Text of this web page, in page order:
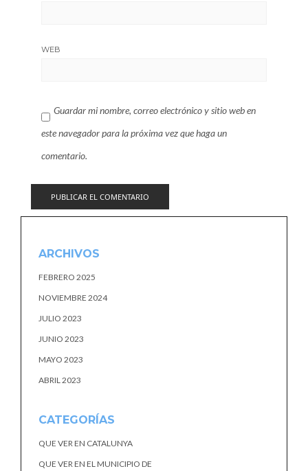
WEB
Guardar mi nombre, correo electrónico y sitio web en
este navegador para la próxima vez que haga un
comentario.
ARCHIVOS
FEBRERO 2025
NOVIEMBRE 2024
JULIO 2023
JUNIO 2023
MAYO 2023
ABRIL 2023
CATEGORÍAS
QUE VER EN CATALUNYA
QUE VER EN EL MUNICIPIO DE